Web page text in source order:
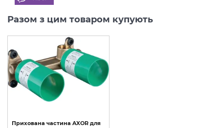
Разом з цим товаром купують
Прихована частина AXOR для